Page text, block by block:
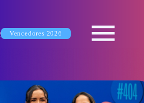
Vencedores 2026